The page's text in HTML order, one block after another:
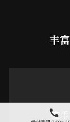
丰
空